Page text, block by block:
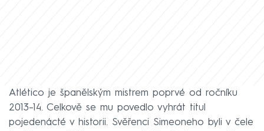
Atlético je španělským mistrem poprvé od ročníku
2013–14. Celkově se mu povedlo vyhrát titul
pojedenácté v historii. Svěřenci Simeoneho byli v čele